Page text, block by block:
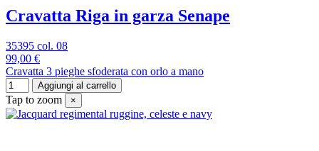
Cravatta Riga in garza Senape
35395 col. 08
99,00 €
Cravatta 3 pieghe sfoderata con orlo a mano
Aggiungi al carrello
Tap to zoom ×